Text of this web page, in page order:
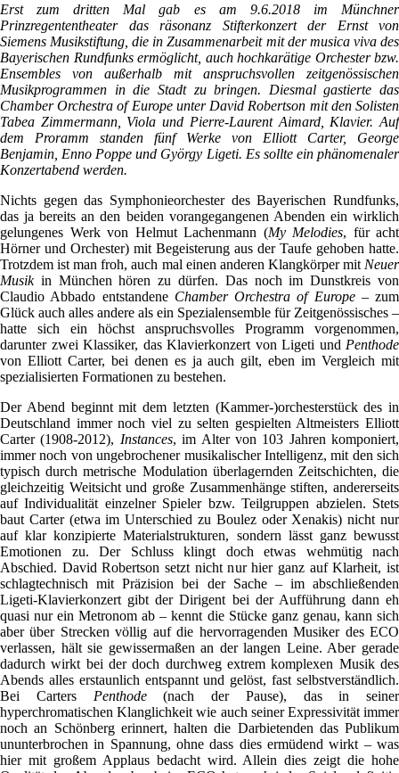
Erst zum dritten Mal gab es am 9.6.2018 im Münchner
Prinzregententheater das räsonanz Stifterkonzert der Ernst von
Siemens Musikstiftung, die in Zusammenarbeit mit der musica viva des
Bayerischen Rundfunks ermöglicht, auch hochkarätige Orchester bzw.
Ensembles von außerhalb mit anspruchsvollen zeitgenössischen
Musikprogrammen in die Stadt zu bringen. Diesmal gastierte das
Chamber Orchestra of Europe unter David Robertson mit den Solisten
Tabea Zimmermann, Viola und Pierre-Laurent Aimard, Klavier. Auf
dem Proramm standen fünf Werke von Elliott Carter, George
Benjamin, Enno Poppe und György Ligeti. Es sollte ein phänomenaler
Konzertabend werden.
Nichts gegen das Symphonieorchester des Bayerischen Rundfunks,
das ja bereits an den beiden vorangegangenen Abenden ein wirklich
gelungenes Werk von Helmut Lachenmann (My Melodies, für acht
Hörner und Orchester) mit Begeisterung aus der Taufe gehoben hatte.
Trotzdem ist man froh, auch mal einen anderen Klangkörper mit Neuer
Musik in München hören zu dürfen. Das noch im Dunstkreis von
Claudio Abbado entstandene Chamber Orchestra of Europe– zum
Glück auch alles andere als ein Spezialensemble für Zeitgenössisches –
hatte sich ein höchst anspruchsvolles Programm vorgenommen,
darunter zwei Klassiker, das Klavierkonzert von Ligeti und Penthode
von Elliott Carter, bei denen es ja auch gilt, eben im Vergleich mit
spezialisierten Formationen zu bestehen.
Der Abend beginnt mit dem letzten (Kammer-)orchesterstück des in
Deutschland immer noch viel zu selten gespielten Altmeisters Elliott
Carter (1908-2012), Instances, im Alter von 103 Jahren komponiert,
immer noch von ungebrochener musikalischer Intelligenz, mit den sich
typisch durch metrische Modulation überlagernden Zeitschichten, die
gleichzeitig Weitsicht und große Zusammenhänge stiften, andererseits
auf Individualität einzelner Spieler bzw. Teilgruppen abzielen. Stets
baut Carter (etwa im Unterschied zu Boulez oder Xenakis) nicht nur
auf klar konzipierte Materialstrukturen, sondern lässt ganz bewusst
Emotionen zu. Der Schluss klingt doch etwas wehmütig nach
Abschied. David Robertson setzt nicht nur hier ganz auf Klarheit, ist
schlagtechnisch mit Präzision bei der Sache – im abschließenden
Ligeti-Klavierkonzert gibt der Dirigent bei der Aufführung dann eh
quasi nur ein Metronom ab – kennt die Stücke ganz genau, kann sich
aber über Strecken völlig auf die hervorragenden Musiker des ECO
verlassen, hält sie gewissermaßen an der langen Leine. Aber gerade
dadurch wirkt bei der doch durchweg extrem komplexen Musik des
Abends alles erstaunlich entspannt und gelöst, fast selbstverständlich.
Bei Carters Penthode(nach der Pause), das in seiner
hyperchromatischen Klanglichkeit wie auch seiner Expressivität immer
noch an Schönberg erinnert, halten die Darbietenden das Publikum
ununterbrochen in Spannung, ohne dass dies ermüdend wirkt – was
hier mit großem Applaus bedacht wird. Allein dies zeigt die hohe